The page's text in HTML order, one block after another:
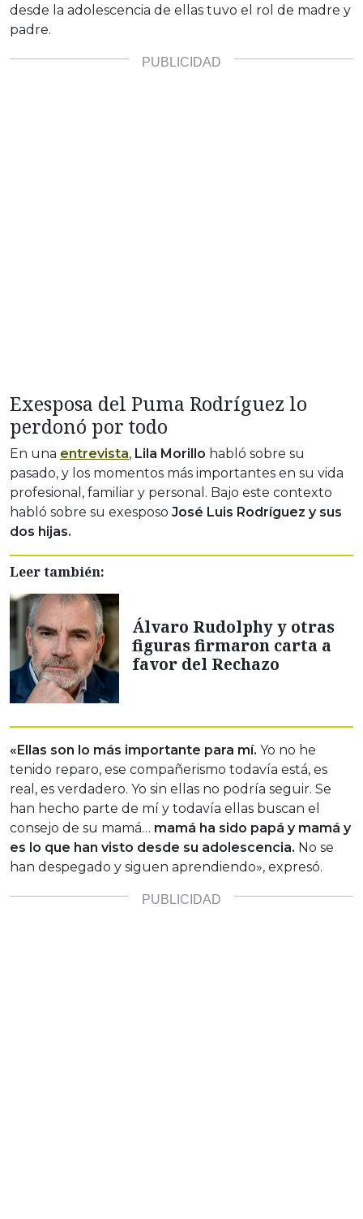
desde la adolescencia de ellas tuvo el rol de madre y
padre.
Exesposa del Puma Rodríguez lo
perdonó por todo
En una entrevista, Lila Morillo habló sobre su
pasado, y los momentos más importantes en su vida
profesional, familiar y personal. Bajo este contexto
habló sobre su exesposo José Luis Rodríguez y sus
dos hijas.
Leer también:
Álvaro Rudolphy y otras
figuras firmaron carta a
favor del Rechazo
«Ellas son lo más importante para mí. Yo no he
tenido reparo, ese compañerismo todavía está, es
real, es verdadero. Yo sin ellas no podría seguir. Se
han hecho parte de mí y todavía ellas buscan el
consejo de su mamá… mamá ha sido papá y mamá y
es lo que han visto desde su adolescencia. No se
han despegado y siguen aprendiendo», expresó.